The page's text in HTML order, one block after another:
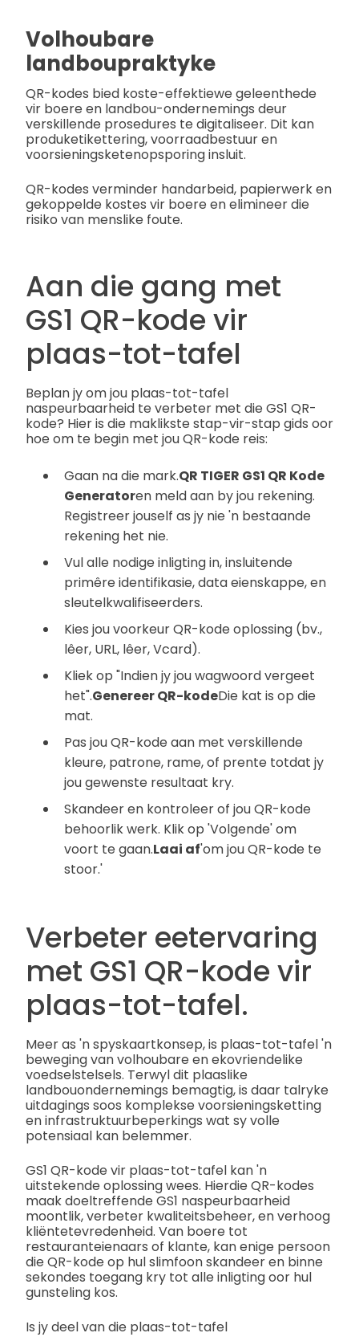
Volhoubare
landboupraktyke
QR-kodes bied koste-effektiewe geleenthede
vir boere en landbou-ondernemings deur
verskillende prosedures te digitaliseer. Dit kan
produketikettering, voorraadbestuur en
voorsieningsketenopsporing insluit.
QR-kodes verminder handarbeid, papierwerk en
gekoppelde kostes vir boere en elimineer die
risiko van menslike foute.
Aan die gang met
GS1 QR-kode vir
plaas-tot-tafel
Beplan jy om jou plaas-tot-tafel
naspeurbaarheid te verbeter met die GS1 QR-
kode? Hier is die maklikste stap-vir-stap gids oor
hoe om te begin met jou QR-kode reis:
Gaan na die mark.QR TIGER GS1 QR Kode
Generatoren meld aan by jou rekening.
Registreer jouself as jy nie 'n bestaande
rekening het nie.
Vul alle nodige inligting in, insluitende
primêre identifikasie, data eienskappe, en
sleutelkwalifiseerders.
Kies jou voorkeur QR-kode oplossing (bv.,
lêer, URL, lêer, Vcard).
Kliek op "Indien jy jou wagwoord vergeet
het".Genereer QR-kodeDie kat is op die
mat.
Pas jou QR-kode aan met verskillende
kleure, patrone, rame, of prente totdat jy
jou gewenste resultaat kry.
Skandeer en kontroleer of jou QR-kode
behoorlik werk. Klik op 'Volgende' om
voort te gaan.Laai af'om jou QR-kode te
stoor.'
Verbeter eetervaring
met GS1 QR-kode vir
plaas-tot-tafel.
Meer as 'n spyskaartkonsep, is plaas-tot-tafel 'n
beweging van volhoubare en ekovriendelike
voedselstelsels. Terwyl dit plaaslike
landbouondernemings bemagtig, is daar talryke
uitdagings soos komplekse voorsieningsketting
en infrastruktuurbeperkings wat sy volle
potensiaal kan belemmer.
GS1 QR-kode vir plaas-tot-tafel kan 'n
uitstekende oplossing wees. Hierdie QR-kodes
maak doeltreffende GS1 naspeurbaarheid
moontlik, verbeter kwaliteitsbeheer, en verhoog
kliëntetevredenheid. Van boere tot
restauranteienaars of klante, kan enige persoon
die QR-kode op hul slimfoon skandeer en binne
sekondes toegang kry tot alle inligting oor hul
gunsteling kos.
Is jy deel van die plaas-tot-tafel